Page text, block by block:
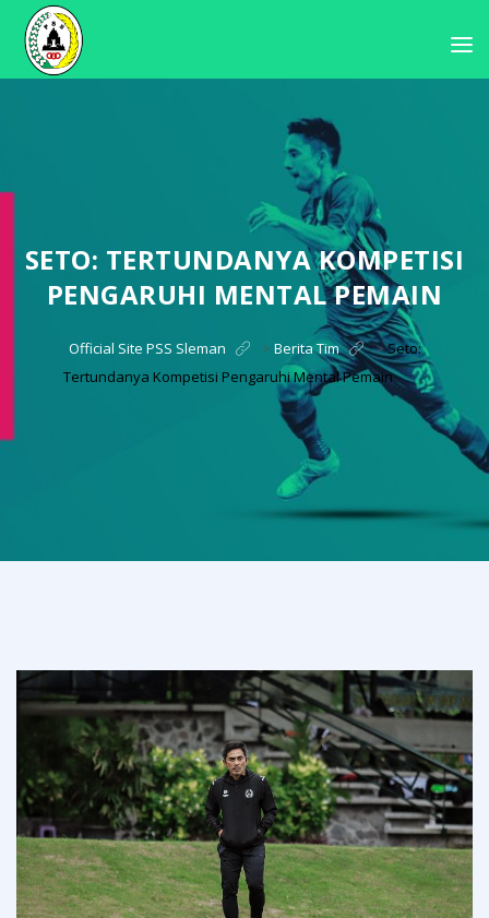
SETO: TERTUNDANYA KOMPETISI
PENGARUHI MENTAL PEMAIN
Official Site PSS Sleman > Berita Tim >Seto:
Tertundanya Kompetisi Pengaruhi Mental Pemain